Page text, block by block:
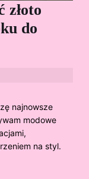
złoto
do
najnowsze
modowe
na styl.